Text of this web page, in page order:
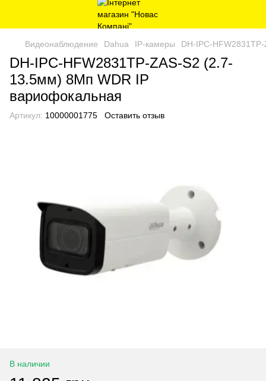
Видеонаблюдение Dahua IP-камеры DH-IPC-
DH-IPC-HFW2831TP-ZAS-S2 (2.7-
13.5мм) 8Mп WDR IP
вариофокальная
Артикул: 10000001775 Оставить отзыв
В наличии